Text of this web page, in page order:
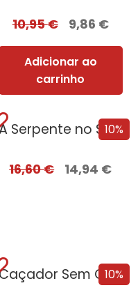
10,95€ 9,86 €
Adicionar ao
carrinho
10%
A Serpente no Sótão + oferta O...
16,60€ 14,94 €
10%
Caçador Sem Coração Edição com EDGES